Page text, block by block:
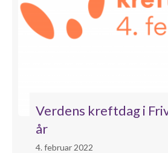
Verdens kreftdag i
år
4. februar 2022